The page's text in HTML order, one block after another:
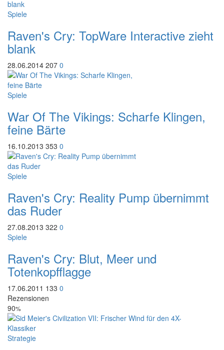
Spiele
Raven's Cry: TopWare Interactive zieht
blank
28.06.2014 207 0
Spiele
War Of The Vikings: Scharfe Klingen,
feine Bärte
16.10.2013 353 0
Spiele
Raven's Cry: Reality Pump übernimmt
das Ruder
27.08.2013 322 0
Spiele
Raven's Cry: Blut, Meer und
Totenkopfflagge
17.06.2011 133 0
Rezensionen
90%
Strategie